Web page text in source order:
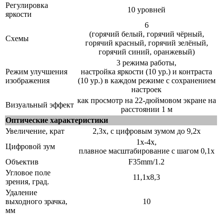
Регулировка
яркости
10 уровней
Схемы
6
(горячий белый, горячий чёрный,
горячий красный, горячий зелёный,
горячий синий, оранжевый)
Режим улучшения
изображения
3 режима работы,
настройка яркости (10 ур.) и контраста
(10 ур.) в каждом режиме с сохранением
настроек
Визуальный эффект
как просмотр на 22-дюймовом экране на
расстоянии 1 м
Оптические характеристики
Увеличение, крат
2,3x, с цифровым зумом до 9,2x
Цифровой зум
1x-4x,
плавное масштабирование с шагом 0,1x
Объектив
F35mm/1.2
Угловое поле
зрения, град.
11,1x8,3
Удаление
выходного зрачка,
мм
10